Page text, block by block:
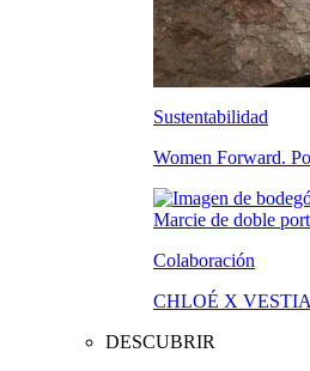
Sustentabilidad
Women Forward.
Colaboración
CHLOÉ X
DESCUBRIR